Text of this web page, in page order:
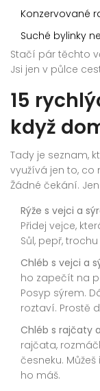
Konzervované
Suché bylinky
Stačí pár těchto
Jsi jen v půlce
15
když
Tady je seznam,
využívá jen to, co
Žádné čekání.
Rýže s vejci a
Přidej vejce,
Sůl, pepř,
Chléb s vejci a
ho zapečít na
Posyp sýrem.
roztaví. Prostě
Chléb s rajčaty
rajčata,
česneku.
ho máš.